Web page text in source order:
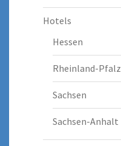
Hotels
Hessen
Rheinland-Pfalz
Sachsen
Sachsen-Anhalt